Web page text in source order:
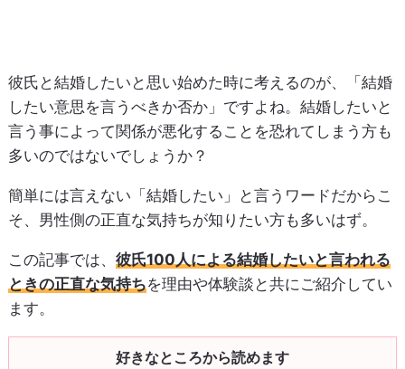
彼氏と結婚したいと思い始めた時に考えるのが、「結婚
したい意思を言うべきか否か」ですよね。結婚したいと
言う事によって関係が悪化することを恐れてしまう方も
多いのではないでしょうか？
簡単には言えない「結婚したい」と言うワードだからこ
そ、男性側の正直な気持ちが知りたい方も多いはず。
この記事では、 彼氏100人による結婚したいと言われる
ときの正直な気持ちを理由や体験談と共にご紹介してい
ます。
好きなところから読めます